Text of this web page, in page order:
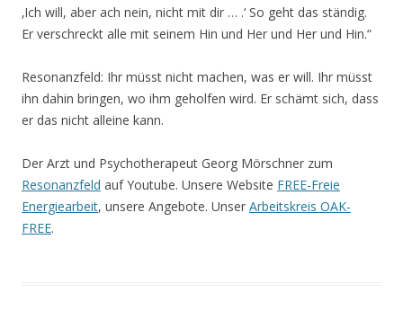
‚Ich will, aber ach nein, nicht mit dir … .‘ So geht das ständig.
Er verschreckt alle mit seinem Hin und Her und Her und Hin.“
Resonanzfeld: Ihr müsst nicht machen, was er will. Ihr müsst
ihn dahin bringen, wo ihm geholfen wird. Er schämt sich, dass
er das nicht alleine kann.
Der Arzt und Psychotherapeut Georg Mörschner zum
Resonanzfeld auf Youtube. Unsere Website FREE-Freie
Energiearbeit, unsere Angebote. Unser Arbeitskreis OAK-
FREE.